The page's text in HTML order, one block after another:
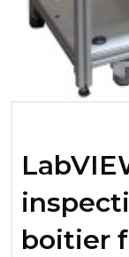
boitier